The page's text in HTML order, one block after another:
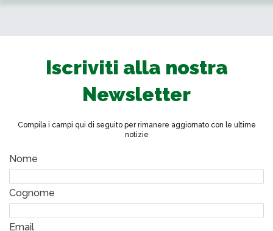
Iscriviti alla nostra
Newsletter
Compila i campi qui di seguito per rimanere aggiornato con le ultime
notizie
Nome
Cognome
Email